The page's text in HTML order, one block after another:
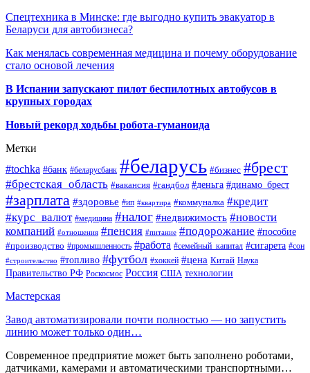
Спецтехника в Минске: где выгодно купить эвакуатор в
Беларуси для автобизнеса?
Как менялась современная медицина и почему оборудование
стало основой лечения
В Испании запускают пилот беспилотных автобусов в
крупных городах
Новый рекорд ходьбы робота-гуманоида
Метки
#tochka #банк #беларусбанк #беларусь #бизнес #брест
#брестская_область #вакансия #гандбол #деньга #динамо_брест
#зарплата #здоровье #ип #квартира #коммуналка #кредит
#курс_валют #медицина #налог #недвижимость #новости
компаний #отношения #пенсия #питание #подорожание #пособие
#производство #промышленность #работа #семейный_капитал #сигарета #сон
#строительство #топливо #футбол #хоккей #цена Китай Наука
Правительство РФ Роскосмос Россия США технологии
Мастерская
Завод автоматизировали почти полностью — но запустить
линию может только один…
Современное предприятие может быть заполнено роботами,
датчиками, камерами и автоматическими транспортными…